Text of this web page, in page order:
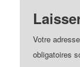
Votre
obligatoires